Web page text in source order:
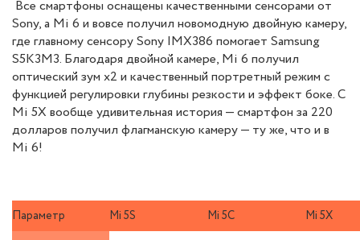
Все смартфоны оснащены качественными сенсорами от
Sony, а Mi 6 и вовсе получил новомодную двойную камеру,
где главному сенсору Sony IMX386 помогает Samsung
S5K3M3. Благодаря двойной камере, Mi 6 получил
оптический зум х2 и качественный портретный режим с
функцией регулировки глубины резкости и эффект боке. С
Mi 5X вообще удивительная история — смартфон за 220
долларов получил флагманскую камеру — ту же, что и в
Mi 6!
Параметр Mi 5S Mi 5C Mi 5X